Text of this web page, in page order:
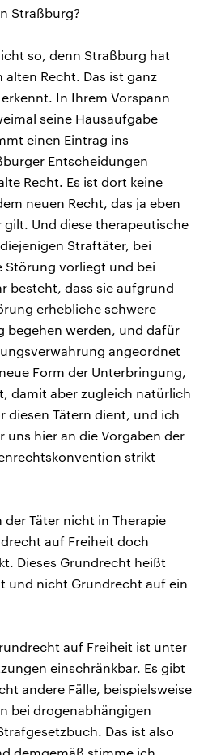
Straßburg?
so, denn Straßburg hat
Recht. Das ist ganz
In Ihrem Vorspann
seine Hausaufgabe
einen Eintrag ins
Entscheidungen
Recht. Es ist dort keine
neuen Recht, das ja eben
gilt. Und diese therapeutische
Straftäter, bei
Störung vorliegt und bei
besteht, dass sie aufgrund
erhebliche schwere
begehen werden, und dafür
angeordnet
Form der Unterbringung,
damit aber zugleich natürlich
diesen Tätern dient, und ich
uns hier an die Vorgaben der
strikt
der Täter nicht in Therapie
auf Freiheit doch
Dieses Grundrecht heißt
und nicht Grundrecht auf ein
auf Freiheit ist unter
einschränkbar. Es gibt
andere Fälle, beispielsweise
bei drogenabhängigen
Das ist also